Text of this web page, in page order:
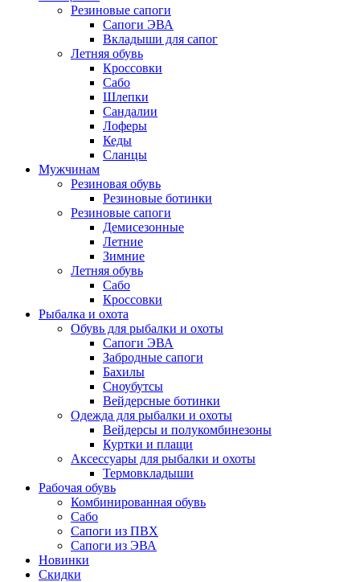
Резиновые сапоги
Cапоги ЭВА
Вкладыши для сапог
Летняя обувь
Кроссовки
Сабо
Шлепки
Сандалии
Лоферы
Кеды
Сланцы
Мужчинам
Резиновая обувь
Резиновые ботинки
Резиновые сапоги
Демисезонные
Летние
Зимние
Летняя обувь
Сабо
Кроссовки
Рыбалка и охота
Обувь для рыбалки и охоты
Сапоги ЭВА
Забродные сапоги
Бахилы
Сноубутсы
Вейдерсные ботинки
Одежда для рыбалки и охоты
Вейдерсы и полукомбинезоны
Куртки и плащи
Аксессуары для рыбалки и охоты
Термовкладыши
Рабочая обувь
Комбинированная обувь
Сабо
Сапоги из ПВХ
Сапоги из ЭВА
Новинки
Скидки